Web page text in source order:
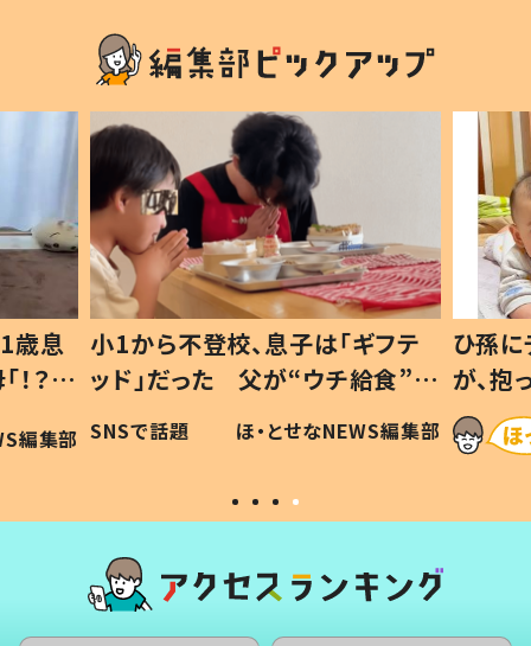
歳息
？」
編集部
小1から不登校、息子は「ギフテ
ッド」だった 父が“ウチ給食”を
作り続ける理由とは #令和の親
#令和の子
SNSで話題 ほ・とせなNEWS編集部
ひ孫
が、
「涙が
い」